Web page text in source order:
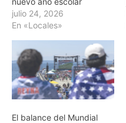
julio 24, 2026
En «Locales»
El balance del Mundial